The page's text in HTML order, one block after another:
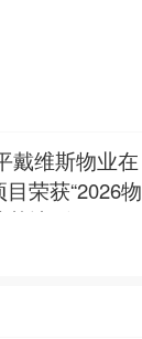
戴维斯物业在
荣获“2026物
地”称号